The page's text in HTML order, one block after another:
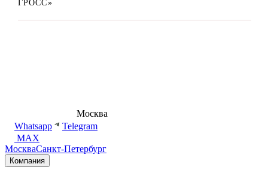
ГРОСС»
Москва
Whatsapp
Telegram
MAX
МоскваСанкт-Петербург
Компания